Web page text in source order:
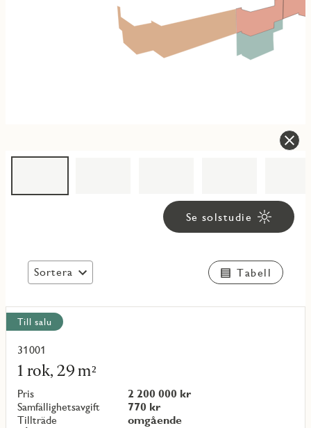
Se solstudie
Sortera Tabell
Visa
alla
objekt
Till salu
31001
1 rok, 29 m²
Pris
2 200 000 kr
Samfällighetsavgift
770 kr
Tillträde
omgående
Läs
mer
om
objekt
{objectNumber}